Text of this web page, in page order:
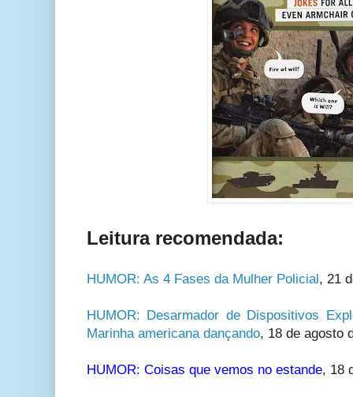
Leitura recomendada:
HUMOR: As 4 Fases da Mulher Policial, 21
HUMOR: Desarmador de Dispositivos
Marinha americana dançando, 18 de agosto
HUMOR: Coisas que vemos no estande, 18